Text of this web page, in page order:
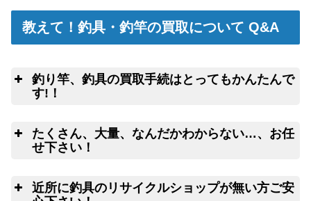
教えて！釣具・釣竿の買取について Q&A
釣り竿、釣具の買取手続はとってもかんたんで
す!！
りクロネコヤマトの集荷申込み
釣竿を入れる無料梱包キットのお取寄サ
ービス
たくさん、大量、なんだかわからない…、お任
せ下さい！
近所に釣具のリサイクルショップが無い方ご安